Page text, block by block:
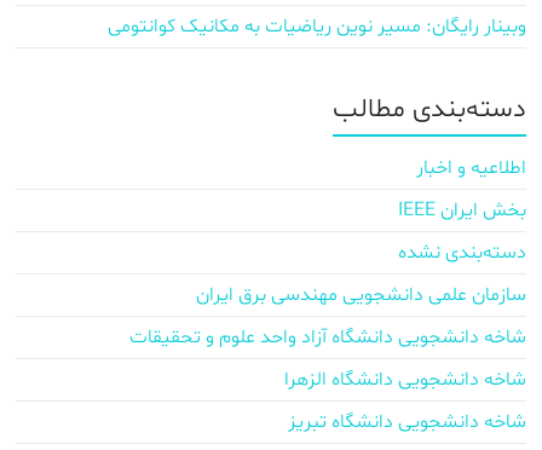
وبینار رایگان: مسیر نوین ریاضیات به مکانیک کوانتومی
دسته‌بندی مطالب
اطلاعیه و اخبار
بخش ایران IEEE
دسته‌بندی نشده
سازمان علمی دانشجویی مهندسی برق ایران
شاخه دانشجویی دانشگاه آزاد واحد علوم و تحقیقات
شاخه دانشجویی دانشگاه الزهرا
شاخه دانشجویی دانشگاه تبریز